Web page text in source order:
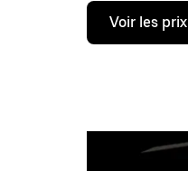
Appuyez
la
Voir les prix